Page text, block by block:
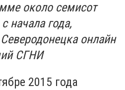
около семисот
начала года,
онлайн
СГНИ
2015 года